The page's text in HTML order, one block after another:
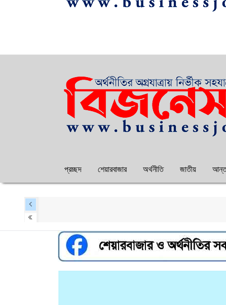
প্রচ্ছদ শেয়ারবাজার অর্থনীতি জাতীয়